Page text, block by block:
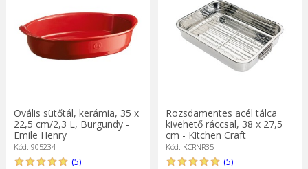
Ovális sütőtál, kerámia, 35 x
22,5 cm/2,3 L, Burgundy -
Emile Henry
Kód: 905234
(5)
Rozsdamentes acél tálca
kivehető ráccsal, 38 x 27,5
cm - Kitchen Craft
Kód: KCRNR35
(5)